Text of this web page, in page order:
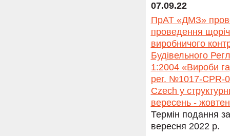
07.09.22
ПрАТ «ДМЗ»
проведення
виробничого
Будівельного
1:2004 «Вироби
рег. №1017-CPR-
Czech у
вересень -
Термін подання
вересня 2022 р.